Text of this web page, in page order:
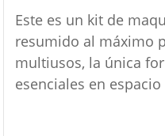
Este es un kit de
resumido al máximo
multiusos, la única
esenciales en